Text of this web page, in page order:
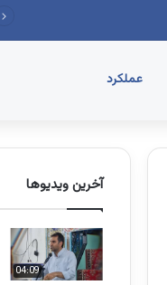
عملکرد
آخرین ویدیوها
04:09